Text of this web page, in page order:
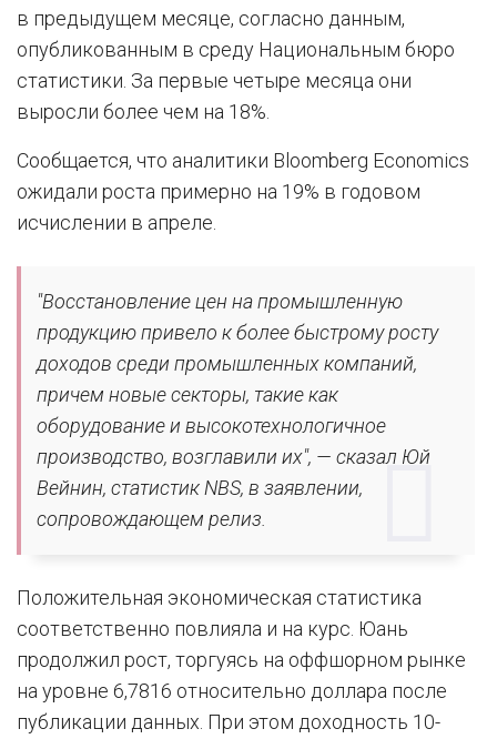
в предыдущем месяце, согласно данным,
опубликованным в среду Национальным бюро
статистики. За первые четыре месяца они
выросли более чем на 18%.
Сообщается, что аналитики Bloomberg Economics
ожидали роста примерно на 19% в годовом
исчислении в апреле.
"Восстановление цен на промышленную
продукцию привело к более быстрому росту
доходов среди промышленных компаний,
причем новые секторы, такие как
оборудование и высокотехнологичное
производство, возглавили их", — сказал Юй
Вейнин, статистик NBS, в заявлении,
сопровождающем релиз.
Положительная экономическая статистика
соответственно повлияла и на курс. Юань
продолжил рост, торгуясь на оффшорном рынке
на уровне 6,7816 относительно доллара после
публикации данных. При этом доходность 10-